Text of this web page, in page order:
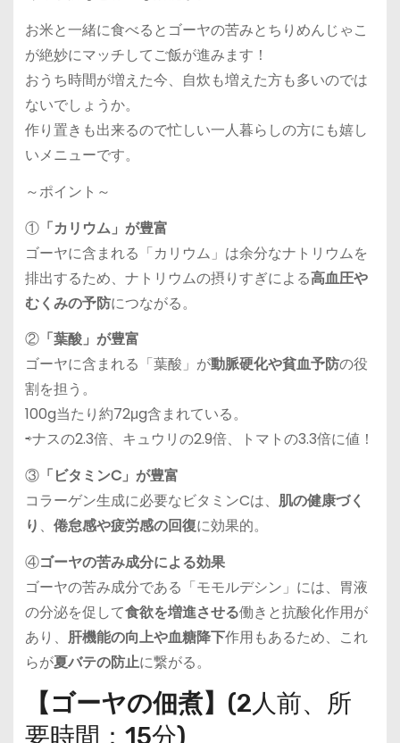
お米と一緒に食べるとゴーヤの苦みとちりめんじゃこ
が絶妙にマッチしてご飯が進みます！
おうち時間が増えた今、自炊も増えた方も多いのでは
ないでしょうか。
作り置きも出来るので忙しい一人暮らしの方にも嬉し
いメニューです。
～ポイント～
①「カリウム」が豊富
ゴーヤに含まれる「カリウム」は余分なナトリウムを
排出するため、ナトリウムの摂りすぎによる高血圧や
むくみの予防につながる。
②「葉酸」が豊富
ゴーヤに含まれる「葉酸」が動脈硬化や貧血予防の役
割を担う。
100g当たり約72μg含まれている。
⇨ナスの2.3倍、キュウリの2.9倍、トマトの3.3倍に値！
③「ビタミンC」が豊富
コラーゲン生成に必要なビタミンCは、 肌の健康づく
り 、 倦怠感や疲労感の回復に効果的。
④ゴーヤの苦み成分による効果
ゴーヤの苦み成分である「モモルデシン」には、胃液
の分泌を促して食欲を増進させる働きと抗酸化作用が
あり、 肝機能の向上や血糖降下作用もあるため、これ
らが夏バテの防止に繋がる。
【ゴーヤの佃煮】 (2人前、所
要時間：15分)